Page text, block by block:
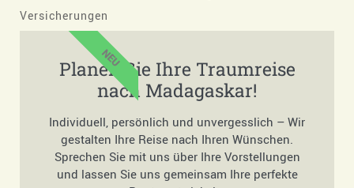
Versicherungen
Planen Sie Ihre Traumreise
nach Madagaskar!
Individuell, persönlich und unvergesslich – Wir
gestalten Ihre Reise nach Ihren Wünschen.
Sprechen Sie mit uns über Ihre Vorstellungen
und lassen Sie uns gemeinsam Ihre perfekte
NEU